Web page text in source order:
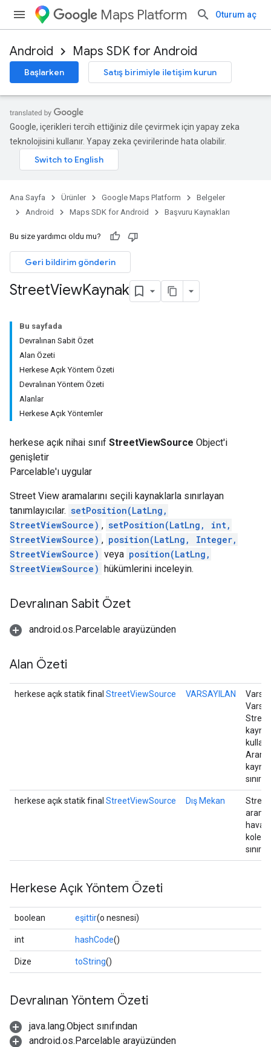
Maps Platform Oturum aç
Android Maps SDK for Android
Başlarken Satış birimiyle iletişim kurun
Google, içerikleri tercih ettiğiniz dile çevirmek için yapay zeka
teknolojisini kullanır. Yapay zeka çevirilerinde hata olabilir.
Ana Sayfa Ürünler Google Maps Platform
Belgeler
Android
Maps SDK for Android Başvuru Kaynakları
Bu size yardımcı oldu mu?
Geri bildirim gönderin
StreetViewKaynak
Bu sayfada
Devralınan Sabit Özet
Alan Özeti
Herkese Açık Yöntem Özeti
Devralınan Yöntem Özeti
Alanlar
Herkese Açık Yöntemler
herkese açık nihai sınıf StreetViewSource Object'i
genişletir
Parcelable'ı uygular
Street View aramalarını seçili kaynaklarla sınırlayan
tanımlayıcılar. setPosition(LatLng,
StreetViewSource) , setPosition(LatLng, int,
StreetViewSource) , position(LatLng, Integer,
StreetViewSource) veya position(LatLng,
StreetViewSource) hükümlerini inceleyin.
Devralınan Sabit Özet
android.os.Parcelable arayüzünden
Alan Özeti
herkese açık statik final StreetViewSource VARSAYILAN
Street
herkese açık statik final StreetViewSource Dış Mekan
Street
hava
Herkese Açık Yöntem Özeti
boolean eşittir(o nesnesi)
int hashCode()
Dize toString()
Devralınan Yöntem Özeti
java.lang.Object sınıfından
android.os.Parcelable arayüzünden